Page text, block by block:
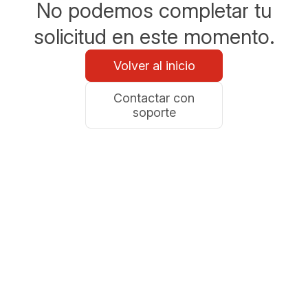
No podemos completar tu
solicitud en este momento.
Volver al inicio
Contactar con
soporte